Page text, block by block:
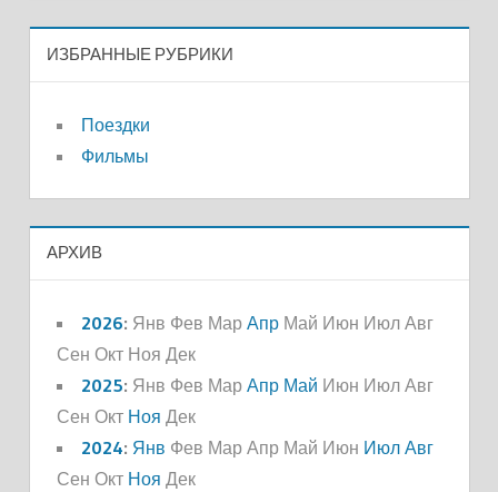
ИЗБРАННЫЕ РУБРИКИ
Поездки
Фильмы
АРХИВ
2026: Янв Фев Мар Апр Май Июн Июл Авг
Сен Окт Ноя Дек
2025: Янв Фев Мар Апр Май Июн Июл Авг
Сен Окт Ноя Дек
2024: Янв Фев Мар Апр Май Июн Июл Авг
Сен Окт Ноя Дек